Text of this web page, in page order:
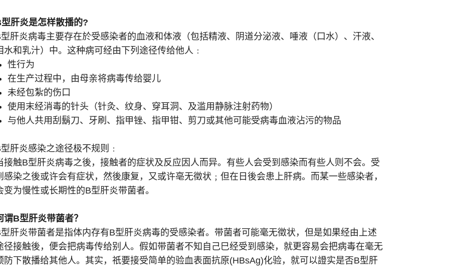
肝炎是怎样散播的?
肝炎病毒主要存在於受感染者的血液和体液（包括精液、阴道分泌液、唾液（口水）、汗液、
水和乳汁）中。这种病可经由下列途径传给他人﹕
性行为
在生产过程中，由母亲将病毒传给婴儿
未经包紮的伤口
使用末经消毒的针头（针灸、纹身、穿耳洞、及滥用静脉注射药物）
与他人共用刮鬍刀、牙刷、指甲锉、指甲钳、剪刀或其他可能受病毒血液沾污的物品
肝炎感染之途径极不规则﹕
接触B型肝炎病毒之後，接触者的症状及反应因人而异。有些人会受到感染而有些人则不会。受
感染之後或许会有症状，然後康复，又或许亳无徵状﹔但在日後会患上肝病。而某一些感染者，
变为慢性或长期性的B型肝炎带菌者。
谓B型肝炎带菌者？
肝炎带菌者是指体内存有B型肝炎病毒的受感染者。带菌者可能毫无徵状，但是如果经由上述
径接触後，便会把病毒传给别人。假如带菌者不知自己巳经受到感染，就更容易会把病毒在毫无
防下散播给其他人。其实，祇要接受简单的验血表面抗原(HBsAg)化验，就可以證实是否B型肝